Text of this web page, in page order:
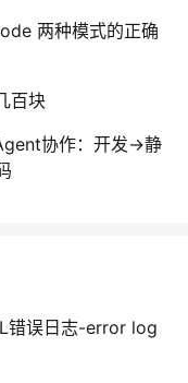
两种模式的正确
百块
协作：开发→静
错误日志-error log